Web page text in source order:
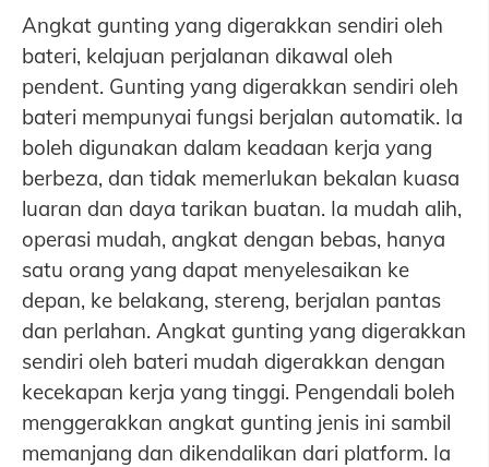
Angkat gunting yang digerakkan sendiri oleh
bateri, kelajuan perjalanan dikawal oleh
pendent. Gunting yang digerakkan sendiri oleh
bateri mempunyai fungsi berjalan automatik. Ia
boleh digunakan dalam keadaan kerja yang
berbeza, dan tidak memerlukan bekalan kuasa
luaran dan daya tarikan buatan. Ia mudah alih,
operasi mudah, angkat dengan bebas, hanya
satu orang yang dapat menyelesaikan ke
depan, ke belakang, stereng, berjalan pantas
dan perlahan. Angkat gunting yang digerakkan
sendiri oleh bateri mudah digerakkan dengan
kecekapan kerja yang tinggi. Pengendali boleh
menggerakkan angkat gunting jenis ini sambil
memanjang dan dikendalikan dari platform. Ia